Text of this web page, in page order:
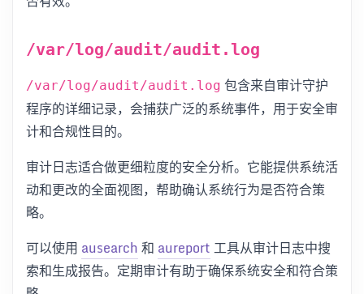
/var/log/audit/audit.log
/var/log/audit/audit.log 包含来自审计守护
程序的详细记录，会捕获广泛的系统事件，用于安全审
计和合规性目的。
审计日志适合做更细粒度的安全分析。它能提供系统活
动和更改的全面视图，帮助确认系统行为是否符合策
略。
可以使用 ausearch和 aureport工具从审计日志中搜
索和生成报告。定期审计有助于确保系统安全和符合策